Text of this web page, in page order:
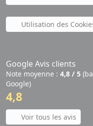
Utilisation des
Google Avis clients
Note moyenne : 4,8 / 5
Google)
4,8
Voir tous les avis